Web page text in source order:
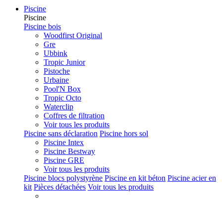
Piscine
Piscine
Piscine bois
Woodfirst Original
Gre
Ubbink
Tropic Junior
Pistoche
Urbaine
Pool'N Box
Tropic Octo
Waterclip
Coffres de filtration
Voir tous les produits
Piscine sans déclaration Piscine hors sol
Piscine Intex
Piscine Bestway
Piscine GRE
Voir tous les produits
Piscine blocs polystyrène Piscine en kit béton Piscine acier en
kit Pièces détachées Voir tous les produits